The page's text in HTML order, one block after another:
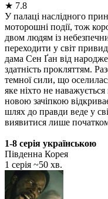
★ 7.8
У палаці наслідного
моторошні події, тож
двом людям із
переходити у світ
дама Сен Ґан від
здатність прокляттям.
темної сили, що
яке ніхто не
новою зачіпкою
шлях до правди веде у
виявитися лише
1-8 серія українською
Південна Корея
1 серія ~50 хв.